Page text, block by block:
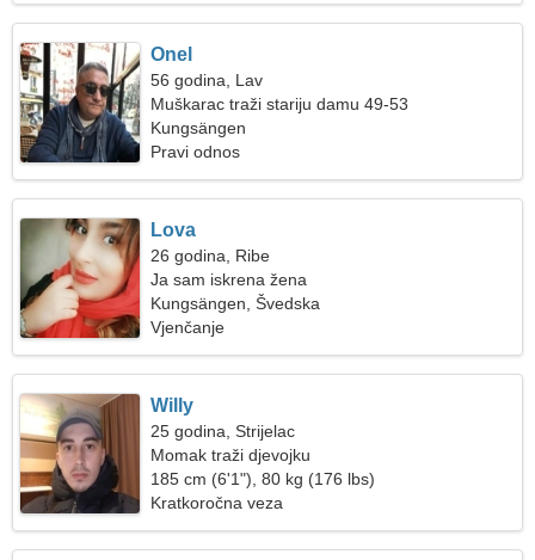
Onel
56 godina, Lav
Muškarac traži stariju damu 49-53
Kungsängen
Pravi odnos
Lova
26 godina, Ribe
Ja sam iskrena žena
Kungsängen, Švedska
Vjenčanje
Willy
25 godina, Strijelac
Momak traži djevojku
185 cm (6'1"), 80 kg (176 lbs)
Kratkoročna veza